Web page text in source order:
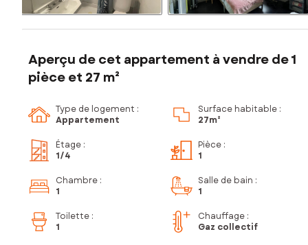
Aperçu de cet appartement à vendre de 1
pièce et 27 m²
Type de logement :
Appartement
Surface habitable :
27m²
Étage :
1/4
Pièce :
1
Chambre :
1
Salle de bain :
1
Toilette :
1
Chauffage :
Gaz collectif